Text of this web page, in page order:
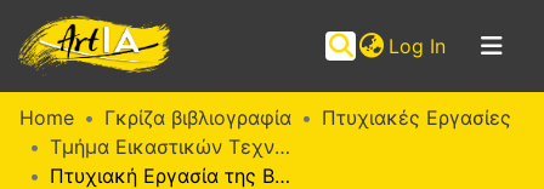
Log In (current)
Communities
Collections
Home Γκρίζα βιβλιογραφία
Πτυχιακές Εργασίες
Τμήμα Εικαστικών Τεχνών (Π. Ε.)
Πτυχιακή Εργασία της Βέγκου Θάλεια-Ελένη